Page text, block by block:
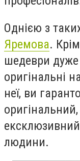
Однією з
Яремова.
шедеври
оригінальні
неї, ви
людини.